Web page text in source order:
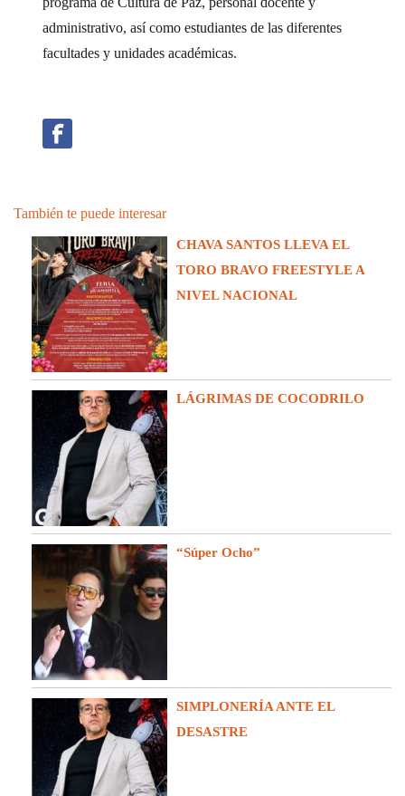
administrativo, así como estudiantes de las diferentes
facultades y unidades académicas.
También te puede interesar
CHAVA SANTOS LLEVA EL
TORO BRAVO FREESTYLE A
NIVEL NACIONAL
LÁGRIMAS DE COCODRILO
“Súper Ocho”
SIMPLONERÍA ANTE EL
DESASTRE